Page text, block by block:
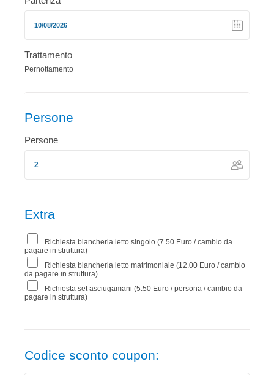
Trattamento
Pernottamento
Persone
Persone
Extra
Richiesta biancheria letto singolo (7.50 Euro / cambio da
pagare in struttura)
Richiesta biancheria letto matrimoniale (12.00 Euro / cambio
da pagare in struttura)
Richiesta set asciugamani (5.50 Euro / persona / cambio da
pagare in struttura)
Codice sconto coupon: